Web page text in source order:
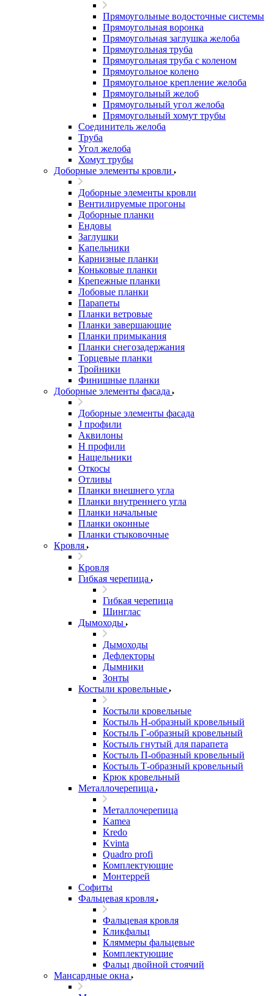
Прямоугольные водосточные системы
Прямоугольная воронка
Прямоугольная заглушка желоба
Прямоугольная труба
Прямоугольная труба c коленом
Прямоугольное колено
Прямоугольное крепление желоба
Прямоугольный желоб
Прямоугольный угол желоба
Прямоугольный хомут трубы
Соединитель желоба
Труба
Угол желоба
Хомут трубы
Доборные элементы кровли
Доборные элементы кровли
Вентилируемые прогоны
Доборные планки
Ендовы
Заглушки
Капельники
Карнизные планки
Коньковые планки
Крепежные планки
Лобовые планки
Парапеты
Планки ветровые
Планки завершающие
Планки примыкания
Планки снегозадержания
Торцевые планки
Тройники
Финишные планки
Доборные элементы фасада
Доборные элементы фасада
J профили
Аквилоны
Н профили
Нащельники
Откосы
Отливы
Планки внешнего угла
Планки внутреннего угла
Планки начальные
Планки оконные
Планки стыковочные
Кровля
Кровля
Гибкая черепица
Гибкая черепица
Шинглас
Дымоходы
Дымоходы
Дефлекторы
Дымники
Зонты
Костыли кровельные
Костыли кровельные
Костыль H-образный кровельный
Костыль Г-образный кровельный
Костыль гнутый для парапета
Костыль П-образный кровельный
Костыль Т-образный кровельный
Крюк кровельный
Металлочерепица
Металлочерепица
Kamea
Kredo
Kvinta
Quadro profi
Комплектующие
Монтеррей
Софиты
Фальцевая кровля
Фальцевая кровля
Кликфальц
Кляммеры фальцевые
Комплектующие
Фальц двойной стоячий
Мансардные окна